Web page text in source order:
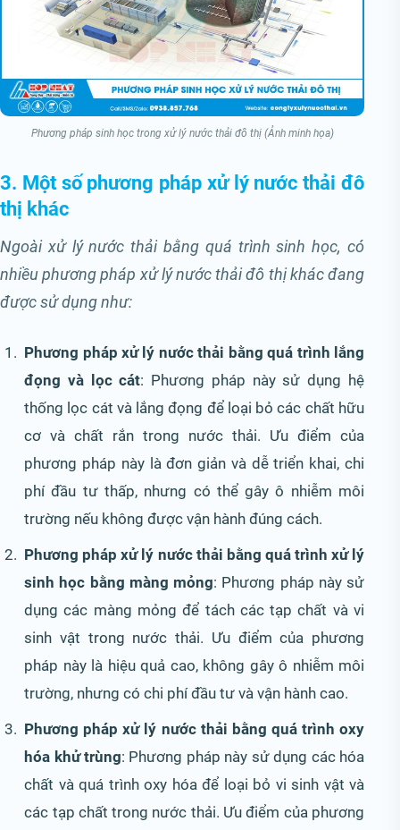
Phương pháp sinh học trong xử lý nước thải đô thị (Ảnh minh họa)
3. Một số phương pháp xử lý nước thải đô
thị khác
Ngoài xử lý nước thải bằng quá trình sinh học, có
nhiều phương pháp xử lý nước thải đô thị khác đang
được sử dụng như:
Phương pháp xử lý nước thải bằng quá trình lắng
đọng và lọc cát: Phương pháp này sử dụng hệ
thống lọc cát và lắng đọng để loại bỏ các chất hữu
cơ và chất rắn trong nước thải. Ưu điểm của
phương pháp này là đơn giản và dễ triển khai, chi
phí đầu tư thấp, nhưng có thể gây ô nhiễm môi
trường nếu không được vận hành đúng cách.
Phương pháp xử lý nước thải bằng quá trình xử lý
sinh học bằng màng mỏng: Phương pháp này sử
dụng các màng mỏng để tách các tạp chất và vi
sinh vật trong nước thải. Ưu điểm của phương
pháp này là hiệu quả cao, không gây ô nhiễm môi
trường, nhưng có chi phí đầu tư và vận hành cao.
Phương pháp xử lý nước thải bằng quá trình oxy
hóa khử trùng: Phương pháp này sử dụng các hóa
chất và quá trình oxy hóa để loại bỏ vi sinh vật và
các tạp chất trong nước thải. Ưu điểm của phương